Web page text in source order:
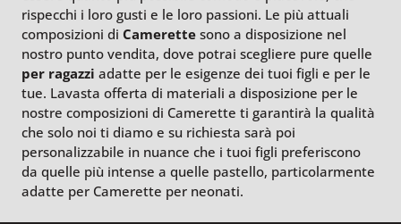
rispecchi i loro gusti e le loro passioni. Le più attuali
composizioni di Camerette sono a disposizione nel
nostro punto vendita, dove potrai scegliere pure quelle
per ragazzi adatte per le esigenze dei tuoi figli e per le
tue. Lavasta offerta di materiali a disposizione per le
nostre composizioni di Camerette ti garantirà la qualità
che solo noi ti diamo e su richiesta sarà poi
personalizzabile in nuance che i tuoi figli preferiscono
da quelle più intense a quelle pastello, particolarmente
adatte per Camerette per neonati.